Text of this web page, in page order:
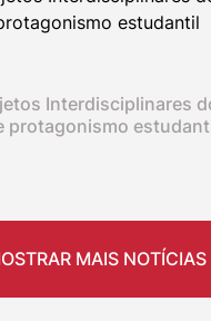
Interdisciplinares
protagonismo
MAIS NOTÍCIAS